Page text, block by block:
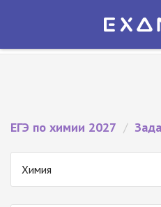
Экзамер — ЕГЭ 2027
ЕГЭ по химии 2027 /
Химия